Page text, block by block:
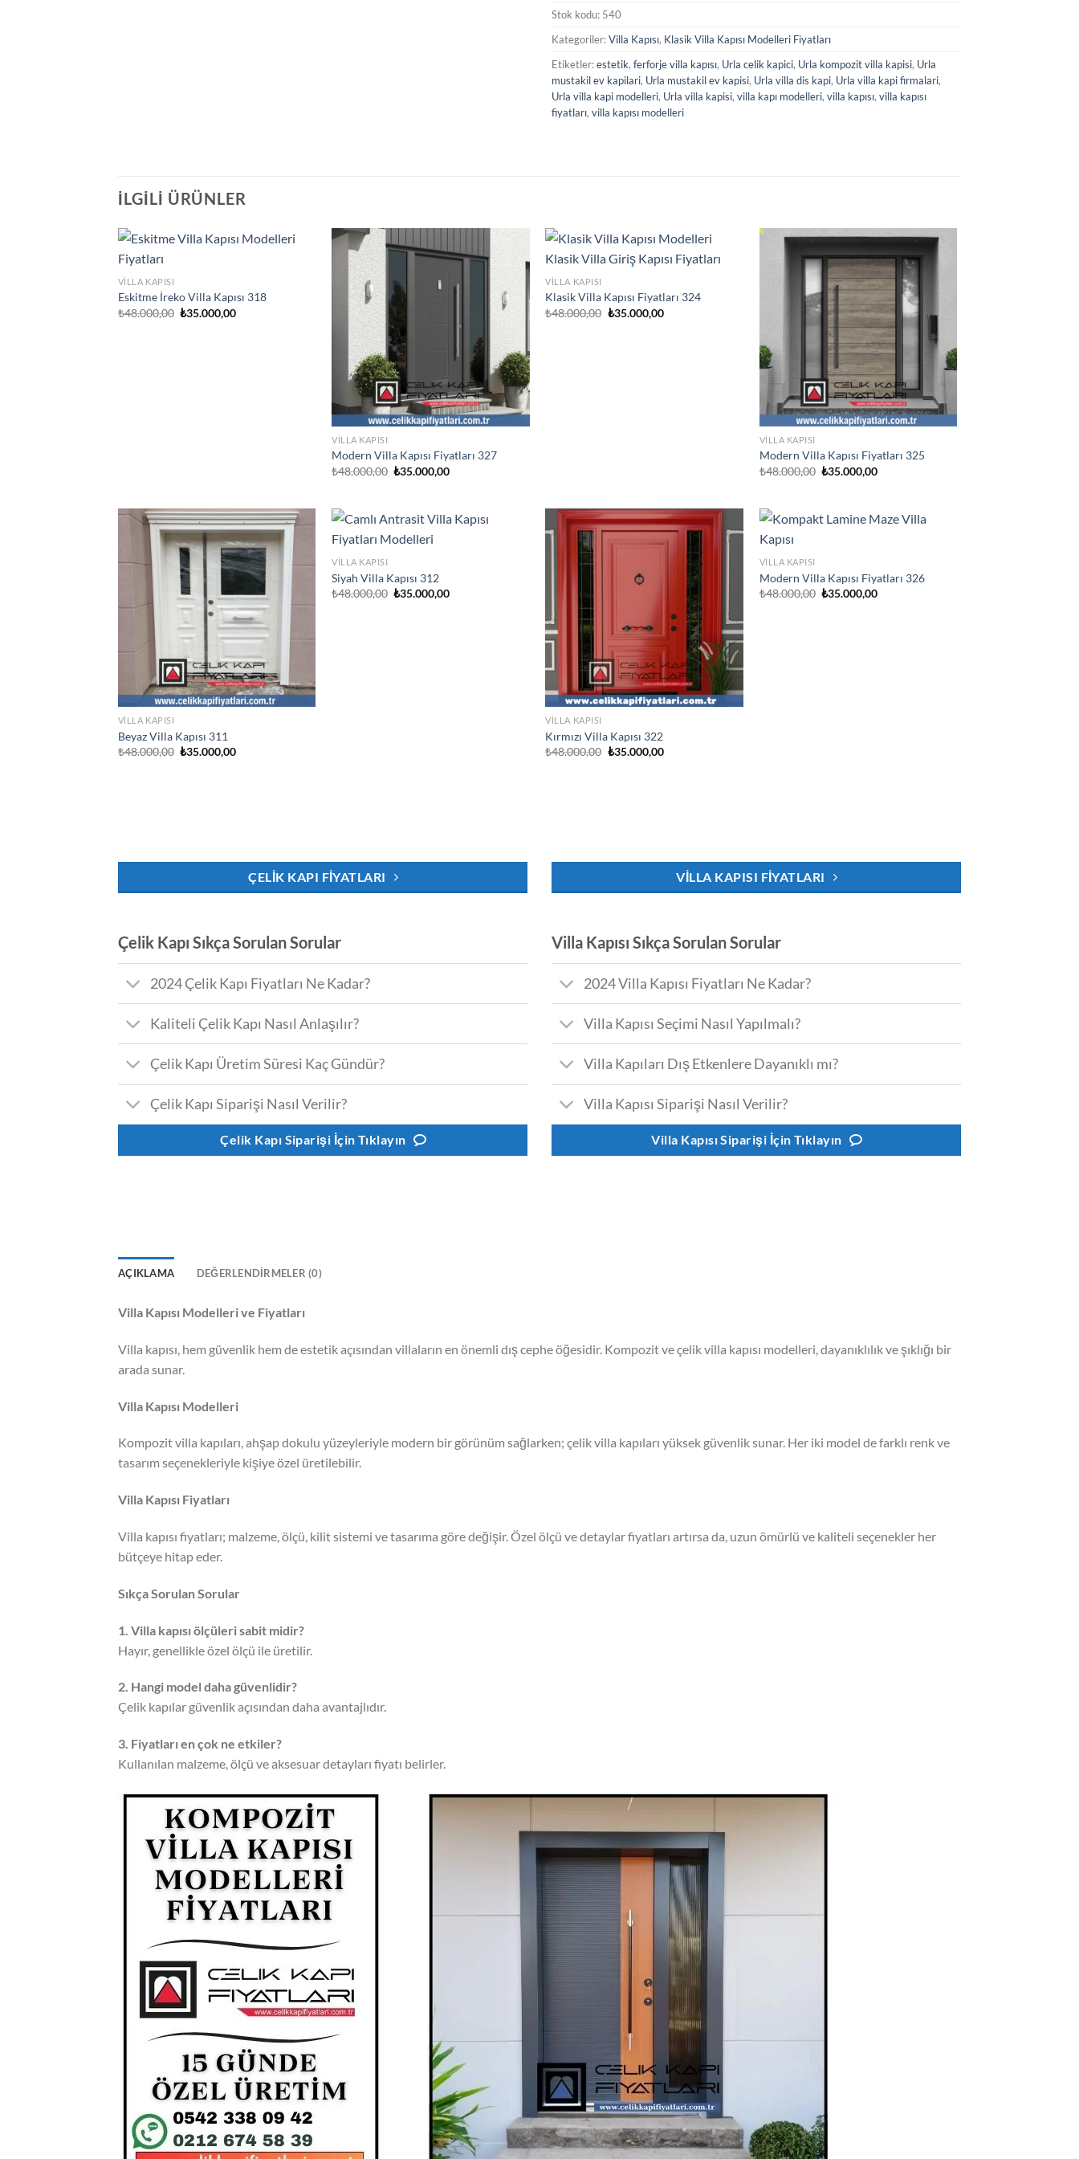
Stok kodu: 540
Kategoriler:Villa Kapısı, Klasik Villa Kapısı Modelleri Fiyatları
Etiketler:estetik, ferforje villa kapısı, Urla celik kapici, Urla kompozit villa kapisi, Urla
mustakil ev kapilari, Urla mustakil ev kapisi, Urla villa dis kapi, Urla villa kapi firmalari,
Urla villa kapi modelleri, Urla villa kapisi, villa kapı modelleri, villa kapısı, villa kapısı
fiyatları, villa kapısı modelleri
İLGILI ÜRÜNLER
VILLA KAPISI
Eskitme İreko Villa Kapısı 318
₺48.000,00 Orijinal
₺35.000,00Şu
VILLA KAPISI
Modern Villa Kapısı Fiyatları 327
₺48.000,00 Orijinal
₺35.000,00Şu
VILLA KAPISI
Klasik Villa Kapısı Fiyatları 324
₺48.000,00 Orijinal
₺35.000,00Şu
VILLA KAPISI
Modern Villa Kapısı Fiyatları 325
₺48.000,00 Orijinal
₺35.000,00Şu
VILLA KAPISI
Beyaz Villa Kapısı 311
₺48.000,00 Orijinal
₺35.000,00Şu
VILLA KAPISI
Siyah Villa Kapısı 312
₺48.000,00 Orijinal
₺35.000,00Şu
VILLA KAPISI
Kırmızı Villa Kapısı 322
₺48.000,00 Orijinal
₺35.000,00Şu
VILLA KAPISI
Modern Villa Kapısı Fiyatları 326
₺48.000,00 Orijinal
₺35.000,00Şu
ÇELIK KAPI FIYATLARI VILLA KAPISI FIYATLARI
Çelik Kapı Sıkça Sorulan Sorular
2024 Çelik Kapı Fiyatları Ne Kadar?
Kaliteli Çelik Kapı Nasıl Anlaşılır?
Çelik Kapı Üretim Süresi Kaç Gündür?
Çelik Kapı Siparişi Nasıl Verilir?
Çelik Kapı Siparişi İçin Tıklayın
Villa Kapısı Sıkça Sorulan Sorular
2024 Villa Kapısı Fiyatları Ne Kadar?
Villa Kapısı Seçimi Nasıl Yapılmalı?
Villa Kapıları Dış Etkenlere Dayanıklı mı?
Villa Kapısı Siparişi Nasıl Verilir?
Villa Kapısı Siparişi İçin Tıklayın
AÇIKLAMA DEĞERLENDIRMELER (0)
Villa Kapısı Modelleri ve Fiyatları
Villa kapısı, hem güvenlik hem de estetik açısından villaların en önemli dış cephe öğesidir. Kompozit ve çelik villa kapısı modelleri, dayanıklılık ve şıklığı bir
arada sunar.
Villa Kapısı Modelleri
Kompozit villa kapıları, ahşap dokulu yüzeyleriyle modern bir görünüm sağlarken; çelik villa kapıları yüksek güvenlik sunar. Her iki model de farklı renk ve
tasarım seçenekleriyle kişiye özel üretilebilir.
Villa Kapısı Fiyatları
Villa kapısı fiyatları; malzeme, ölçü, kilit sistemi ve tasarıma göre değişir. Özel ölçü ve detaylar fiyatları artırsa da, uzun ömürlü ve kaliteli seçenekler her
bütçeye hitap eder.
Sıkça Sorulan Sorular
1. Villa kapısı ölçüleri sabit midir?
Hayır, genellikle özel ölçü ile üretilir.
2. Hangi model daha güvenlidir?
Çelik kapılar güvenlik açısından daha avantajlıdır.
3. Fiyatları en çok ne etkiler?
Kullanılan malzeme, ölçü ve aksesuar detayları fiyatı belirler.